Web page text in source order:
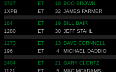
3727 ET 16 BOO BROWN
1XPB
ET 32 JAMES FARMER
184 ET 19 BILL BAIR
1280
ET 30 JEFF STAHL
1273 ET 13 DAVE CORNNELL
196
ET 4 MICHAEL DADDIO
2404 ET 21 GARY CLONTZ
1121
ET 5 MAC MCADAMS